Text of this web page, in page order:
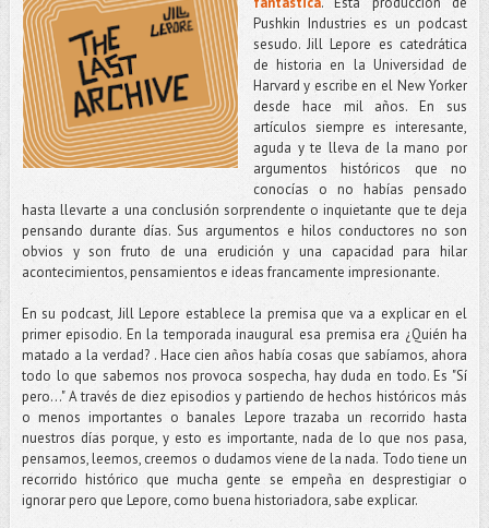
Pushkin Industries es un podcast
sesudo. Jill Lepore es catedrática
de historia en la Universidad de
Harvard y escribe en el New Yorker
desde hace mil años. En sus
artículos siempre es interesante,
aguda y te lleva de la mano por
argumentos históricos que no
conocías o no habías pensado
hasta llevarte a una conclusión sorprendente o inquietante que te deja
pensando durante días. Sus argumentos e hilos conductores no son
obvios y son fruto de una erudición y una capacidad para hilar
acontecimientos, pensamientos e ideas francamente impresionante.
En su podcast, Jill Lepore establece la premisa que va a explicar en el
primer episodio. En la temporada inaugural esa premisa era ¿Quién ha
matado a la verdad? . Hace cien años había cosas que sabíamos, ahora
todo lo que sabemos nos provoca sospecha, hay duda en todo. Es "Sí
pero..." A través de diez episodios y partiendo de hechos históricos más
o menos importantes o banales Lepore trazaba un recorrido hasta
nuestros días porque, y esto es importante, nada de lo que nos pasa,
pensamos, leemos, creemos o dudamos viene de la nada. Todo tiene un
recorrido histórico que mucha gente se empeña en desprestigiar o
ignorar pero que Lepore, como buena historiadora, sabe explicar.